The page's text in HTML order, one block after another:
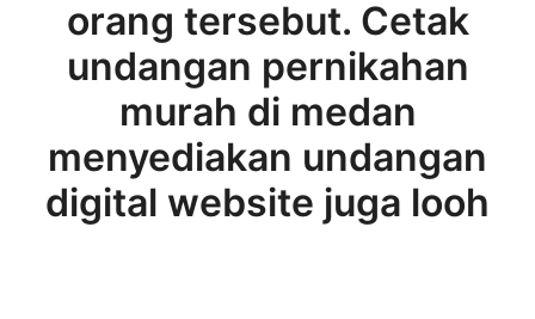
orang tersebut. Cetak
undangan pernikahan
murah di medan
menyediakan undangan
digital website juga looh